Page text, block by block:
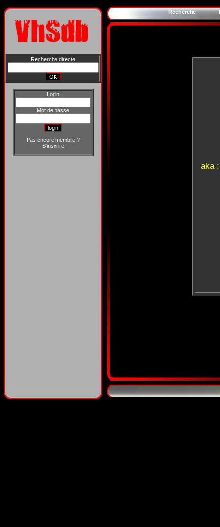
Recherche directe
Login
Mot de passe
Pas encore membre ?
S'inscrire
Recherche
aka